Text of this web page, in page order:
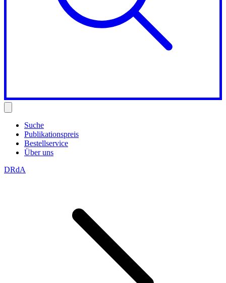
Suche
Publikationspreis
Bestellservice
Über uns
DRdA